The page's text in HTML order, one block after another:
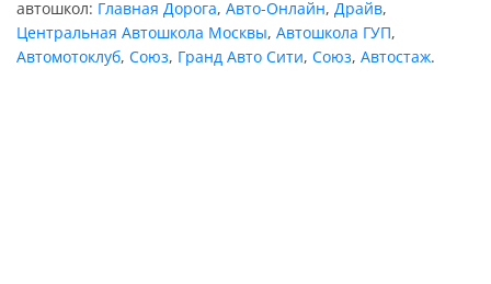
автошкол: Главная Дорога, Авто-Онлайн, Драйв,
Центральная Автошкола Москвы, Автошкола ГУП,
Автомотоклуб, Союз, Гранд Авто Сити, Союз, Автостаж.